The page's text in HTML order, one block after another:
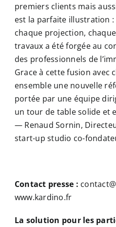
premiers clients mais
est la parfaite illustration
chaque projection,
travaux a été forgée au
des professionnels de
Grace à cette fusion avec
ensemble une nouvelle
portée par une équipe
un tour de table solide et
— Renaud Sornin,
start-up studio co-
Contact presse :
www.kardino.fr
La solution pour les